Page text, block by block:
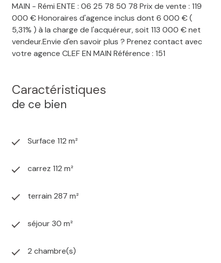
MAIN - Rémi ENTE : 06 25 78 50 78 Prix de vente : 119
000 € Honoraires d'agence inclus dont 6 000 € (
5,31% ) à la charge de l'acquéreur, soit 113 000 € net
vendeur.Envie d'en savoir plus ? Prenez contact avec
votre agence CLEF EN MAIN Référence : 151
Caractéristiques
de ce bien
Surface 112 m²
carrez 112 m²
terrain 287 m²
séjour 30 m²
2 chambre(s)